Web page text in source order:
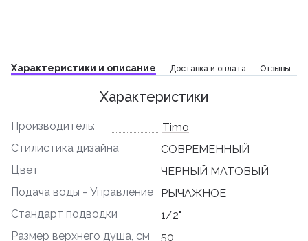
Характеристики и описание Доставка и оплата Отзывы
Характеристики
Производитель:
Timo
Стилистика дизайна
СОВРЕМЕННЫЙ
Цвет
ЧЕРНЫЙ МАТОВЫЙ
Подача воды - Управление
РЫЧАЖНОЕ
Стандарт подводки
1/2"
Размер верхнего душа, см
50